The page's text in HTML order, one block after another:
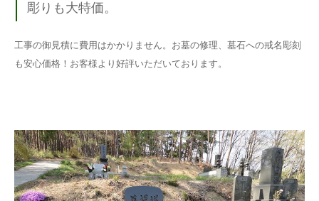
彫りも大特価。
工事の御見積に費用はかかりません。お墓の修理、墓石への戒名彫刻
も安心価格！お客様より好評いただいております。